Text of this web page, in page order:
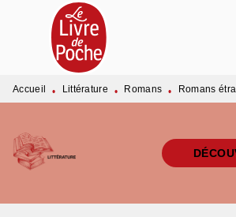
MENU RECHERCHE
PIED DE PAGE
Accueil • Littérature • Romans • Romans